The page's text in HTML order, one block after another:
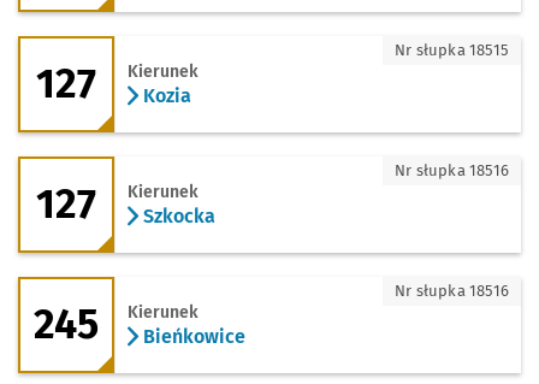
127 - kierunek Kozia
127 Kierunek
Kozia
Nr słupka 18515
127 - kierunek Szkocka
127 Kierunek
Szkocka
Nr słupka 18516
245 - kierunek Bieńkowice
245 Kierunek
Bieńkowice
Nr słupka 18516